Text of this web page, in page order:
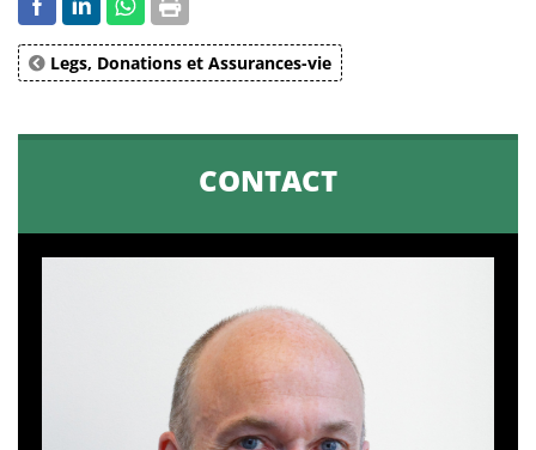
Legs, Donations et Assurances-vie
CONTACT